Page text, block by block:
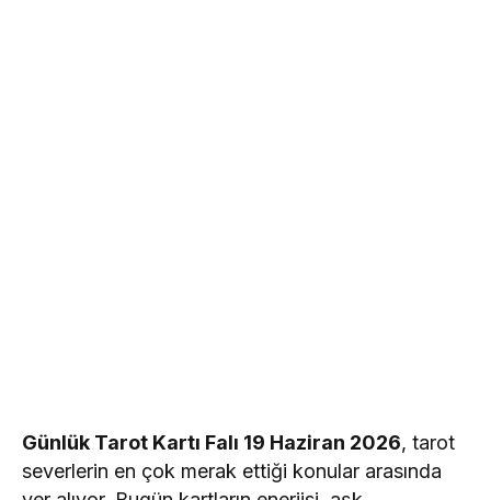
Günlük Tarot Kartı Falı 19 Haziran 2026, tarot
severlerin en çok merak ettiği konular arasında